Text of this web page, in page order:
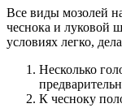
Все виды мозолей
чеснока и луковой
условиях легко,
Несколько
К чесноку